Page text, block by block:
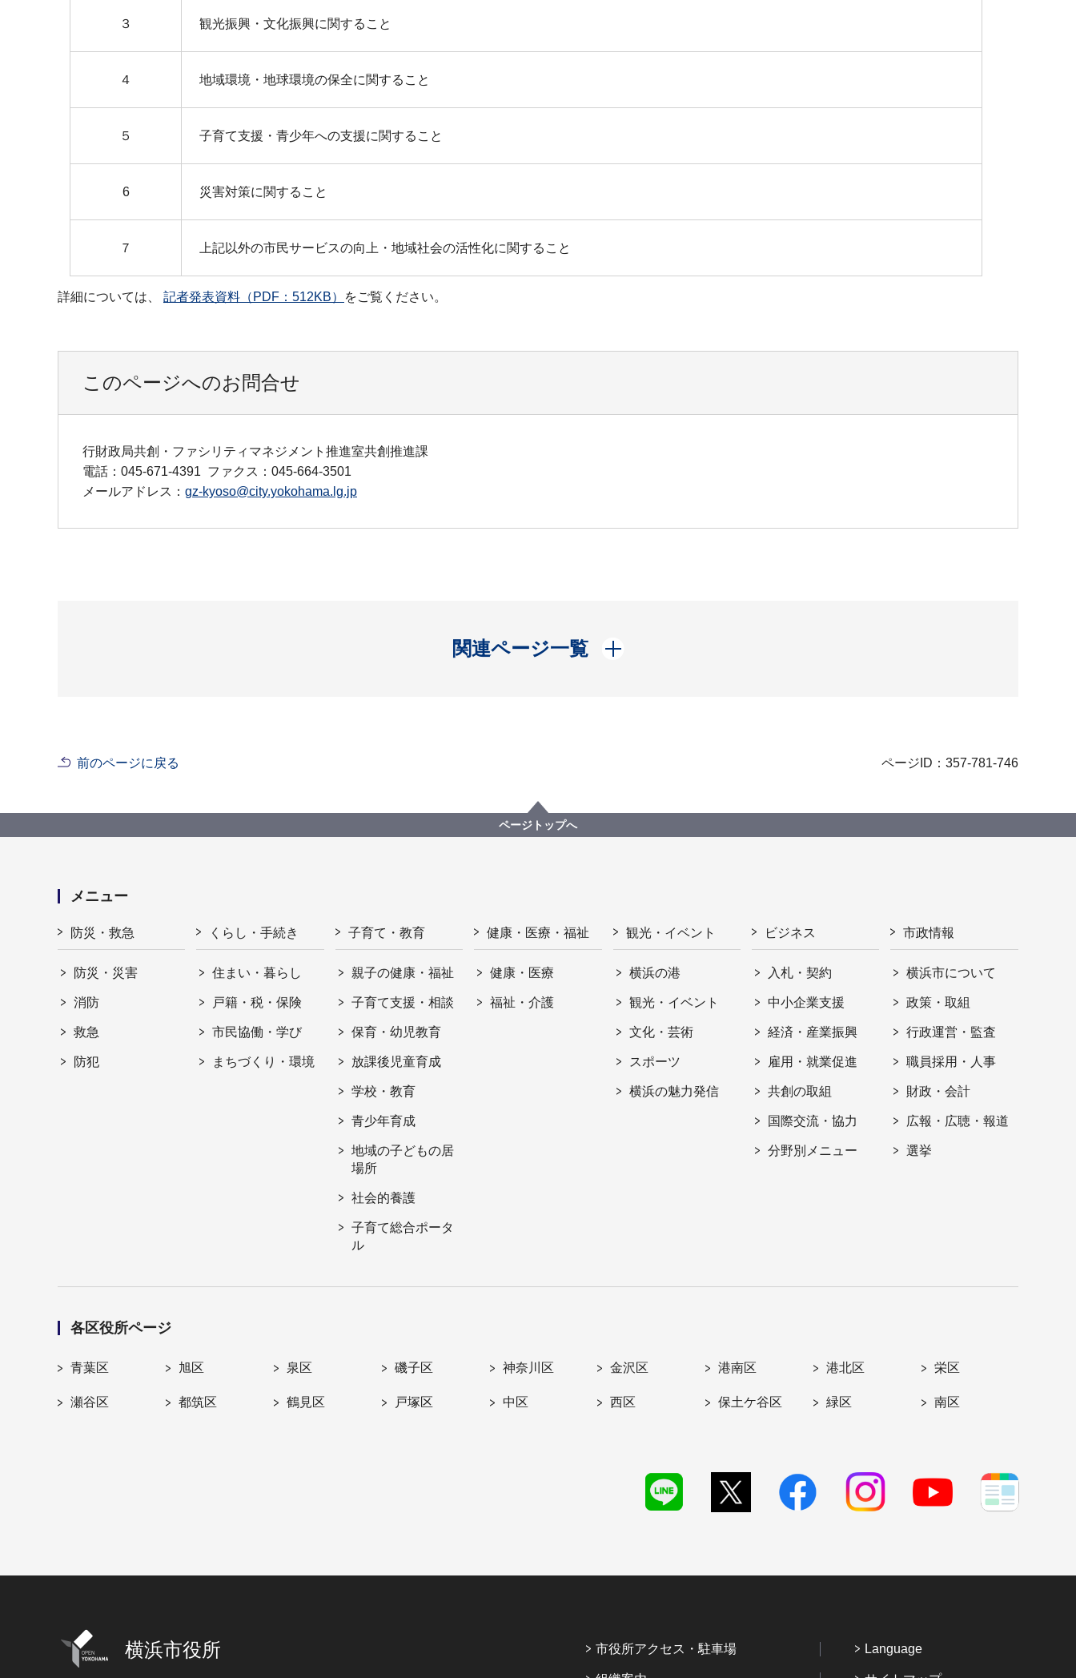
３ 観光振興・文化振興に関すること
４ 地域環境・地球環境の保全に関すること
５ 子育て支援・青少年への支援に関すること
6 災害対策に関すること
７ 上記以外の市民サービスの向上・地域社会の活性化に関すること
詳細については、 記者発表資料（PDF：512KB） をご覧ください。
このページへのお問合せ
行財政局共創・ファシリティマネジメント推進室共創推進課
電話：045-671-4391 ファクス：045-664-3501
メールアドレス： gz-kyoso@city.yokohama.lg.jp
関連ページ一覧
開く
前のページに戻る ページID：357-781-746
ページトップへ
メニュー
防災・救急
防災・災害
消防
救急
防犯
くらし・手続き
住まい・暮らし
戸籍・税・保険
市民協働・学び
まちづくり・環境
子育て・教育
親子の健康・福祉
子育て支援・相談
保育・幼児教育
放課後児童育成
学校・教育
青少年育成
地域の子どもの居
場所
社会的養護
子育て総合ポータ
ル
健康・医療・福祉
健康・医療
福祉・介護
観光・イベント
横浜の港
観光・イベント
文化・芸術
スポーツ
横浜の魅力発信
ビジネス
入札・契約
中小企業支援
経済・産業振興
雇用・就業促進
共創の取組
国際交流・協力
分野別メニュー
市政情報
横浜市について
政策・取組
行政運営・監査
職員採用・人事
財政・会計
広報・広聴・報道
選挙
各区役所ページ
青葉区 旭区 泉区 磯子区 神奈川区 金沢区 港南区 港北区 栄区
瀬谷区 都筑区 鶴見区 戸塚区 中区 西区 保土ケ谷区 緑区 南区
横浜市役所 市役所アクセス・駐車場 Language